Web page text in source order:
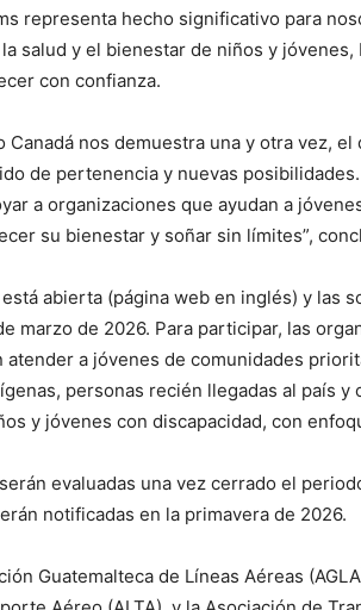
representa hecho significativo para
salud y el bienestar de niños y
con confianza.
Canadá nos demuestra una y otra vez,
de pertenencia y nuevas
a organizaciones que ayudan a
su bienestar y soñar sin límites”,
abierta (página web en inglés) y las
marzo de 2026. Para participar, las
atender a jóvenes de comunidades
personas recién llegadas al país
y jóvenes con discapacidad, con
evaluadas una vez cerrado el
notificadas en la primavera de 2026.
Guatemalteca de Líneas Aéreas